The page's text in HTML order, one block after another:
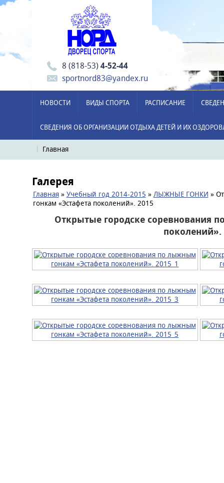
8 (818-53)4-52-44
sportnord83@yandex.ru
НОВОСТИ ВИДЫ СПОРТА РАСПИСАНИЕ
СВЕДЕНИЯ ОБ ОРГАНИЗАЦИИ ОТДЫХА ДЕТЕЙ И ИХ
Главная
Галерея
Главная» Учебный год 2014-2015 » ЛЫЖНЫЕ ГОНКИ »
гонкам «Эстафета поколений». 2015
Открытые городске соревнования
поколений».